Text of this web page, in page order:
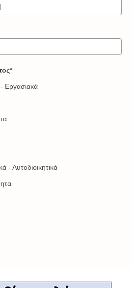
Εργασιακά
- Αυτοδιοικητικά